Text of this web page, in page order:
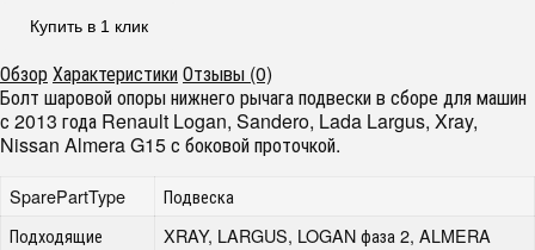
Купить в 1 клик
ОбзорХарактеристикиОтзывы (0)
Болт шаровой опоры нижнего рычага подвески в сборе для машин
с 2013 года Renault Logan, Sandero, Lada Largus, Xray,
Nissan Almera G15 с боковой проточкой.
SparePartType
Подвеска
Подходящие
XRAY, LARGUS, LOGAN фаза 2, ALMERA